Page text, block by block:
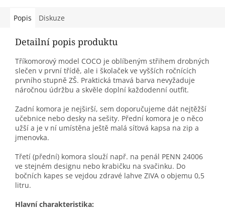
Popis Diskuze
Detailní popis produktu
Tříkomorový model COCO je oblíbeným střihem drobných
slečen v první třídě, ale i školaček ve vyšších ročnících
prvního stupně ZŠ. Praktická tmavá barva nevyžaduje
náročnou údržbu a skvěle doplní každodenní outfit.
Zadní komora je nejširší, sem doporučujeme dát nejtěžší
učebnice nebo desky na sešity. Přední komora je o něco
užší a je v ní umístěna ještě malá síťová kapsa na zip a
jmenovka.
Třetí (přední) komora slouží např. na penál PENN 24006
ve stejném designu nebo krabičku na svačinku. Do
bočních kapes se vejdou zdravé lahve ZIVA o objemu 0,5
litru.
Hlavní charakteristika: